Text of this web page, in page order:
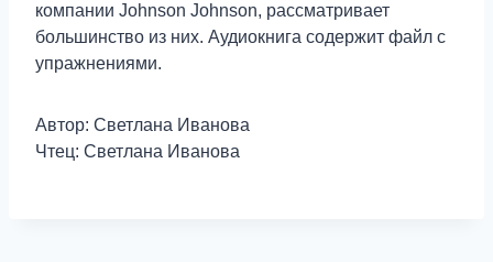
компании Johnson Johnson, рассматривает
большинство из них. Аудиокнига содержит файл с
упражнениями.
Автор: Светлана Иванова
Чтец: Светлана Иванова